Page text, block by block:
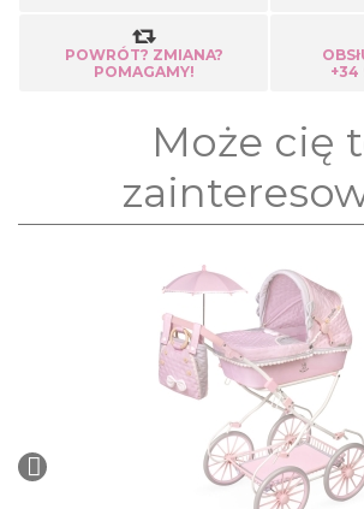
POWRÓT? ZMIANA?
POMAGAMY!
+34
Może cię